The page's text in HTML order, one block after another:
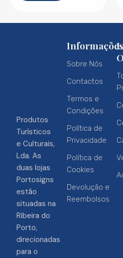
Produtos
Turísticos
e Culturais,
Lda. As
duas lojas
Portosigns
estão
situadas na
Ribeira do
Porto,
direcionadas
para o
Informações
Sobre Nós
Contactos
Termos e
Condições
Política de
Privacidade
Política de
Cookies
Devolução e
Reembolsos